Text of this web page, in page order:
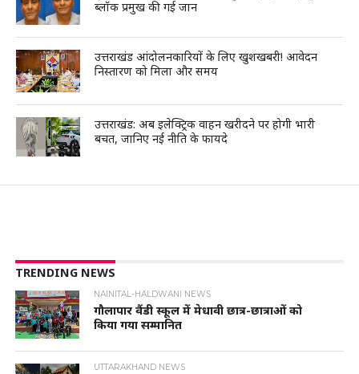
ब्लॉक प्रमुख की गई जान
उत्तराखंड आंदोलनकारियों के लिए खुशखबरी! आवेदन
निस्तारण को मिला और समय
उत्तराखंड: अब इलेक्ट्रिक वाहन खरीदने पर होगी भारी
बचत, जानिए नई नीति के फायदे
TRENDING NEWS
NAINITAL-HALDWANI NEWS
गौलापार वैंडी स्कूल में मेधावी छात्र-छात्राओं को
किया गया सम्मानित
UTTARAKHAND NEWS